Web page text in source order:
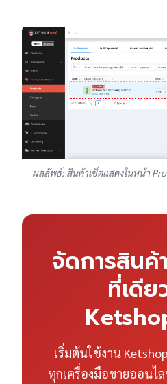
ผลลัพธ์: สินค้าเซ็ตแสดงในหน้า
จัดการสินค้
ที่เดี
เริ่มต้นใช้งาน
ทุกเครื่องมือขายออนไ